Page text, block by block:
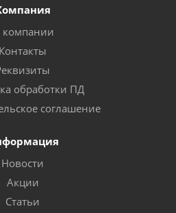
Контакты
обработки ПД
соглашение
Новости
Акции
Статьи